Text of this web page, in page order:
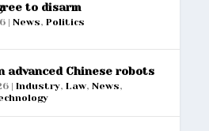
to disarm
|News,Politics
advanced Chinese robots
|Industry,Law,News,